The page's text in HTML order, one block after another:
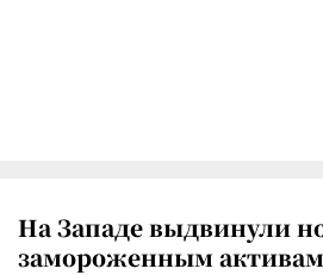
На Западе выдвинули
замороженным